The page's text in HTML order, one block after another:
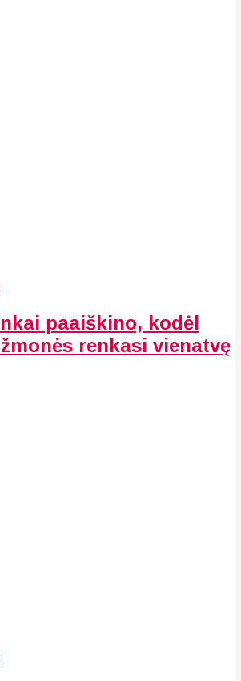
paaiškino, kodėl
renkasi vienatvę